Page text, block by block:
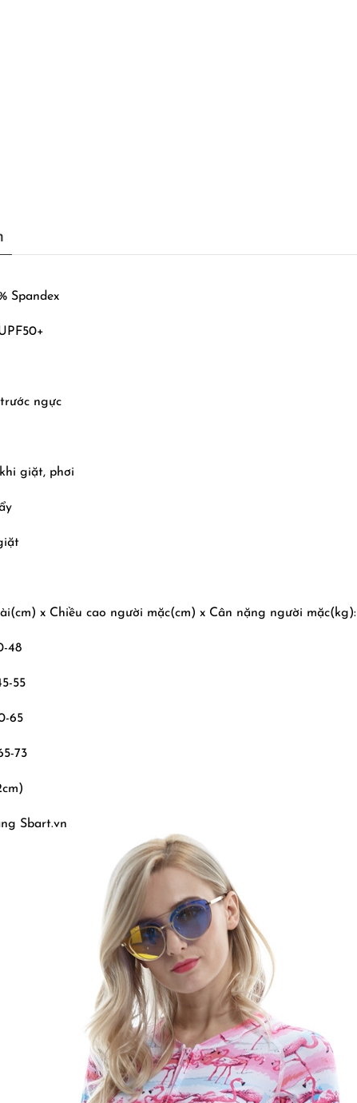
Spandex
ngực
giặt, phơi
x Chiều cao người mặc(cm) x Cân nặng người mặc(kg):
48
55
65
73
Sbart.vn